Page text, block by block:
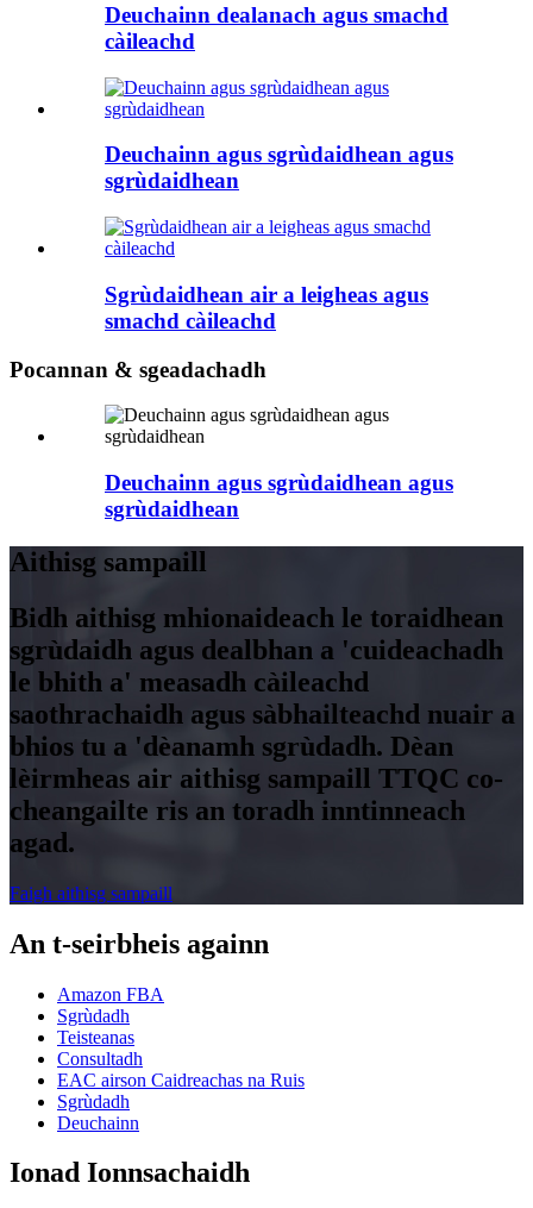
Deuchainn dealanach agus smachd
càileachd
Deuchainn agus sgrùdaidhean agus
sgrùdaidhean
Sgrùdaidhean air a leigheas agus
smachd càileachd
Pocannan & sgeadachadh
Deuchainn agus sgrùdaidhean agus
sgrùdaidhean
Aithisg sampaill
Bidh aithisg mhionaideach le toraidhean
sgrùdaidh agus dealbhan a 'cuideachadh
le bhith a' measadh càileachd
saothrachaidh agus sàbhailteachd nuair a
bhios tu a 'dèanamh sgrùdadh. Dèan
lèirmheas air aithisg sampaill TTQC co-
cheangailte ris an toradh inntinneach
agad.
Faigh aithisg sampaill
An t-seirbheis againn
Amazon FBA
Sgrùdadh
Teisteanas
Consultadh
EAC airson Caidreachas na Ruis
Sgrùdadh
Deuchainn
Ionad Ionnsachaidh